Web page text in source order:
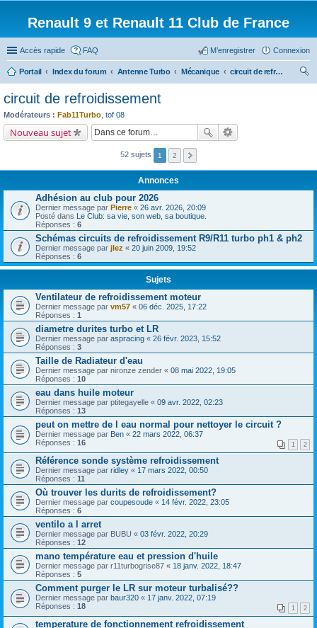
Renault 9 et Renault 11 Club de France
Accès rapide FAQ Connexion
M’enregistrer
Portail Index du forum Antenne Turbo Mécanique
circuit de refroidissement
circuit de refroidissement
Modérateurs : Fab11Turbo tof 08
Nouveau sujet
52 sujets 1 2
Annonces
Adhésion au club pour 2026
Dernier message par Pierre « 26 avr. 2026, 20:09
Posté dans Le Club: sa vie, son web, sa boutique.
Réponses : 6
Schémas circuits de refroidissement R9/R11 turbo ph1 & ph2
Dernier message par jlez « 20 juin 2009, 19:52
Réponses : 6
Sujets
Ventilateur de refroidissement moteur
Dernier message par vm57 « 06 déc. 2025, 17:22
Réponses : 1
diametre durites turbo et LR
Dernier message par aspracing « 26 févr. 2023, 15:52
Réponses : 3
Taille de Radiateur d'eau
Dernier message par nironze zender « 08 mai 2022, 19:05
Réponses : 10
eau dans huile moteur
Dernier message par ptitegayelle « 09 avr. 2022, 02:23
Réponses : 13
peut on mettre de l eau normal pour nettoyer le circuit ?
Dernier message par Ben « 22 mars 2022, 06:37
Réponses : 16 1 2
Référence sonde système refroidissement
Dernier message par ridley « 17 mars 2022, 00:50
Réponses : 11
Où trouver les durits de refroidissement?
Dernier message par coupesoude « 14 févr. 2022, 23:05
Réponses : 6
ventilo a l arret
Dernier message par BUBU « 03 févr. 2022, 20:29
Réponses : 12
mano température eau et pression d'huile
Dernier message par r11turbogrise87 « 18 janv. 2022, 18:47
Réponses : 5
Comment purger le LR sur moteur turbalisé??
Dernier message par baur320 « 17 janv. 2022, 07:19
Réponses : 18 1 2
temperature de fonctionnement refroidissement